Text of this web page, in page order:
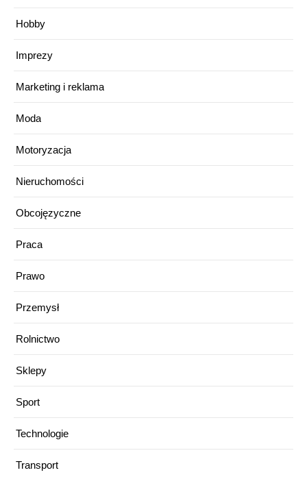
Hobby
Imprezy
Marketing i reklama
Moda
Motoryzacja
Nieruchomości
Obcojęzyczne
Praca
Prawo
Przemysł
Rolnictwo
Sklepy
Sport
Technologie
Transport